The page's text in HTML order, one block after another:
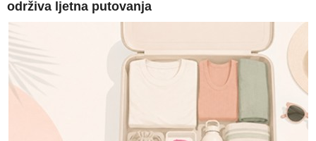
održiva ljetna putovanja